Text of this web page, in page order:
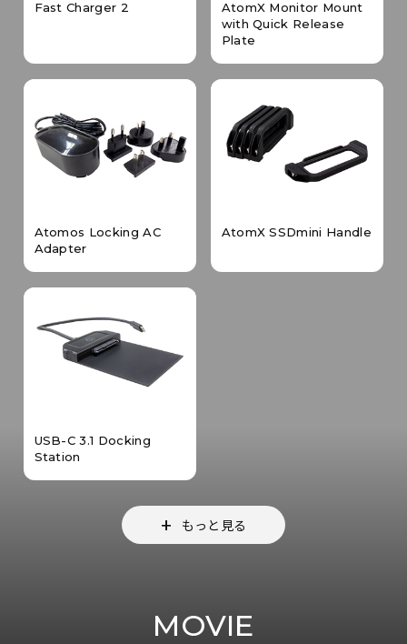
Fast Charger 2
AtomX Monitor Mount
with Quick Release
Plate
Atomos Locking AC
Adapter
AtomX SSDmini Handle
USB-C 3.1 Docking
Station
もっと見る
MOVIE